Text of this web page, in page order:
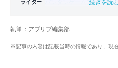
ライター バンタンゲームアカデミー
ゲームだけでも1,000本以
くして面白さを引き出し、
...続きを読
執筆：アプリブ編集部
※記事の内容は記載当時の情報であり、現